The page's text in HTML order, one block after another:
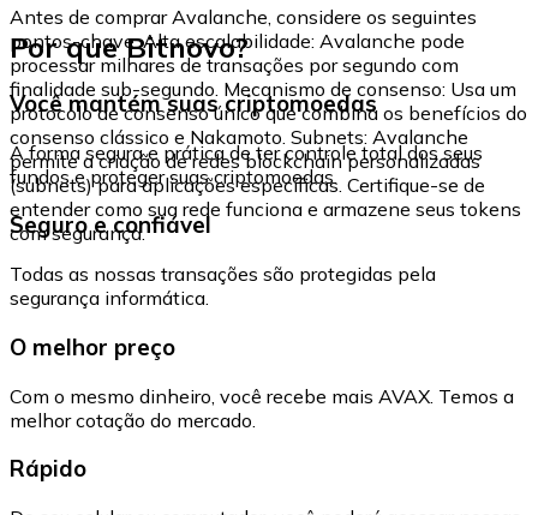
Antes de comprar Avalanche, considere os seguintes
pontos-chave: Alta escalabilidade: Avalanche pode
processar milhares de transações por segundo com
finalidade sub-segundo. Mecanismo de consenso: Usa um
protocolo de consenso único que combina os benefícios do
consenso clássico e Nakamoto. Subnets: Avalanche
permite a criação de redes blockchain personalizadas
(subnets) para aplicações específicas. Certifique-se de
entender como sua rede funciona e armazene seus tokens
com segurança.
Por que Bitnovo?
Você mantém suas criptomoedas
A forma segura e prática de ter controle total dos seus
fundos e proteger suas criptomoedas.
Seguro e confiável
Todas as nossas transações são protegidas pela
segurança informática.
O melhor preço
Com o mesmo dinheiro, você recebe mais AVAX. Temos a
melhor cotação do mercado.
Rápido